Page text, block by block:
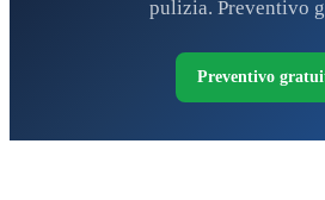
pulizia. Preventivo
Preventivo